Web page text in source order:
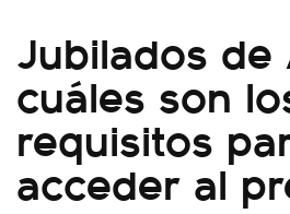
Jubilados de
cuáles son
requisitos
acceder al